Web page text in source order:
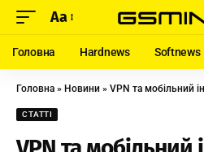
Aa
Головна Hardnews Softnews
Головна » Новини » VPN та мобільний
СТАТТІ